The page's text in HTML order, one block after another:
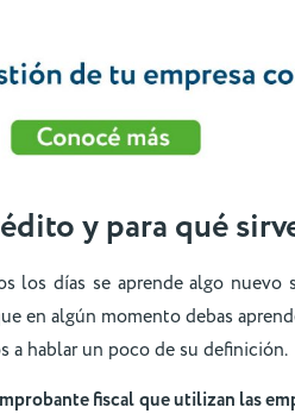
y para qué
los días se aprende algo nuevo
en algún momento debas
a hablar un poco de su definición.
fiscal que utilizan las